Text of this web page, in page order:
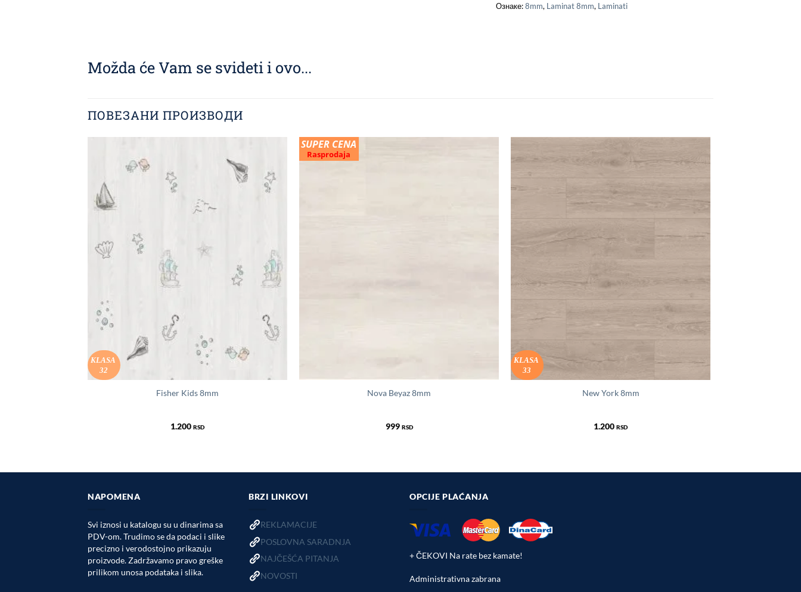
Ознаке:8mm, Laminat 8mm, Laminati
Možda će Vam se svideti i ovo...
ПОВЕЗАНИ ПРОИЗВОДИ
KLASA
32
Fisher Kids 8mm
1.200 RSD
SUPER CENA
Rasprodaja
Nova Beyaz 8mm
999 RSD
KLASA
33
New York 8mm
1.200RSD
NAPOMENA
Svi iznosi u katalogu su u dinarima sa
PDV-om. Trudimo se da podaci i slike
precizno i verodostojno prikazuju
proizvode. Zadržavamo pravo greške
prilikom unosa podataka i slika.
BRZI LINKOVI
REKLAMACIJE
POSLOVNA SARADNJA
NAJČEŠĆA PITANJA
NOVOSTI
OPCIJE PLAĆANJA
+ ČEKOVI Na rate bez kamate!
Administrativna zabrana